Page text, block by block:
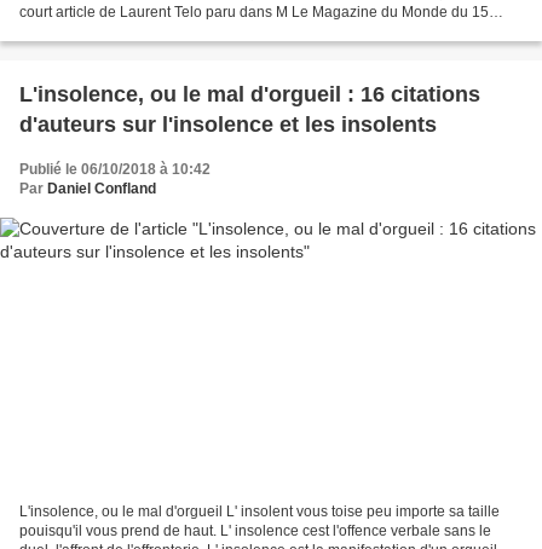
court article de Laurent Telo paru dans M Le Magazine du Monde du 15
L'insolence, ou le mal d'orgueil : 16 citations
d'auteurs sur l'insolence et les insolents
Publié le 06/10/2018 à 10:42
Par Daniel Confland
L'insolence, ou le mal d'orgueil L' insolent vous toise peu importe sa taille
pouisqu'il vous prend de haut. L' insolence cest l'offence verbale sans le